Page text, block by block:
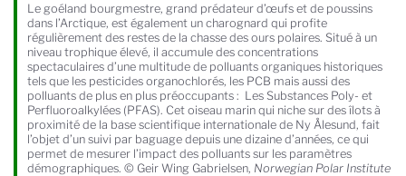
Le goéland bourgmestre, grand prédateur d’œufs et de poussins
dans l’Arctique, est également un charognard qui profite
régulièrement des restes de la chasse des ours polaires. Situé à un
niveau trophique élevé, il accumule des concentrations
spectaculaires d’une multitude de polluants organiques historiques
tels que les pesticides organochlorés, les PCB mais aussi des
polluants de plus en plus préoccupants : Les Substances Poly- et
Perfluoroalkylées (PFAS). Cet oiseau marin qui niche sur des îlots à
proximité de la base scientifique internationale de Ny Ålesund, fait
l’objet d’un suivi par baguage depuis une dizaine d’années, ce qui
permet de mesurer l’impact des polluants sur les paramètres
démographiques. © Geir Wing Gabrielsen, Norwegian Polar Institute